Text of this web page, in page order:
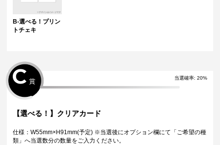
に関わらず権利保有者全員に結果をお知らせします。（原則として期間
終了後の翌日12時以降に通知します）
・Wチャンス賞のチャレンジには初回のみアンケートへのご回答が必須と
なります。
・2回目以降は自動的に開催中のWチャンス賞へ応募となります。
B-選べる！プリン
トチェキ
当選確率: 20%
C 賞
【選べる！】クリアカード
仕様：W55mm×H91mm(予定) ※当選後にオプション欄にて「ご希望の種
類」へ当選数分の数量をご入力ください。